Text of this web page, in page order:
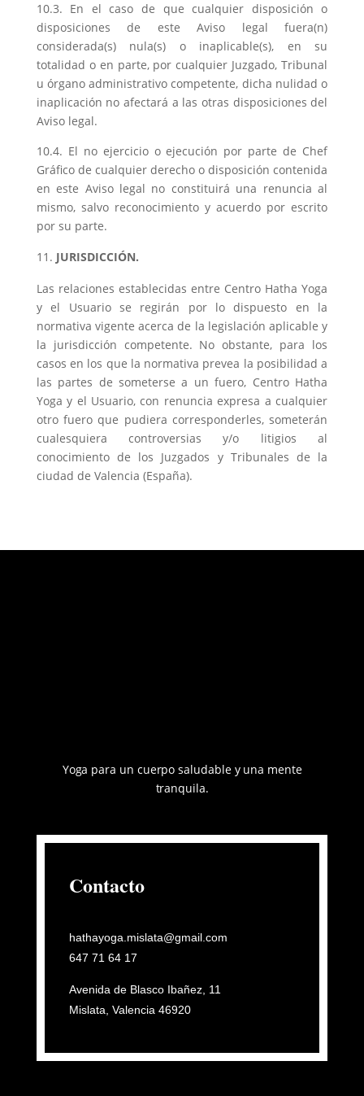
10.3. En el caso de que cualquier disposición o
disposiciones de este Aviso legal fuera(n)
considerada(s) nula(s) o inaplicable(s), en su
totalidad o en parte, por cualquier Juzgado, Tribunal
u órgano administrativo competente, dicha nulidad o
inaplicación no afectará a las otras disposiciones del
Aviso legal.
10.4. El no ejercicio o ejecución por parte de Chef
Gráfico de cualquier derecho o disposición contenida
en este Aviso legal no constituirá una renuncia al
mismo, salvo reconocimiento y acuerdo por escrito
por su parte.
JURISDICCIÓN.
Las relaciones establecidas entre Centro Hatha Yoga
y el Usuario se regirán por lo dispuesto en la
normativa vigente acerca de la legislación aplicable y
la jurisdicción competente. No obstante, para los
casos en los que la normativa prevea la posibilidad a
las partes de someterse a un fuero, Centro Hatha
Yoga y el Usuario, con renuncia expresa a cualquier
otro fuero que pudiera corresponderles, someterán
cualesquiera controversias y/o litigios al
conocimiento de los Juzgados y Tribunales de la
ciudad de Valencia (España).
Yoga para un cuerpo saludable y una mente
tranquila.
Contacto
hathayoga.mislata@gmail.com
647 71 64 17
Avenida de Blasco Ibañez, 11
Mislata, Valencia 46920